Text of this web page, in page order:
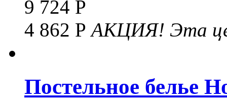
9 724 Р
4 862 РАКЦИЯ! Эта
Постельное белье